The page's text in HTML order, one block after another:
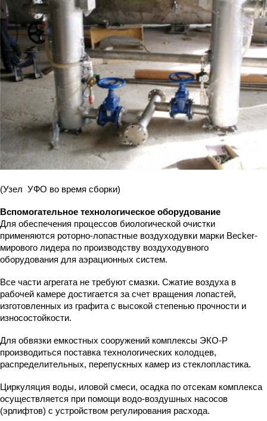
(Узел УФО во время сборки)
Вспомогательное технологическое оборудование
Для обеспечения процессов биологической очистки
применяются роторно-лопастные воздуходувки марки Becker-
мирового лидера по производству воздуходувного
оборудования для аэрационных систем.
Все части агрегата не требуют смазки. Сжатие воздуха в
рабочей камере достигается за счет вращения лопастей,
изготовленных из графита с высокой степенью прочности и
износостойкости.
Для обвязки емкостных сооружений комплексы ЭКО-Р
производиться поставка технологических колодцев,
распределительных, перепускных камер из стеклопластика.
Циркуляция воды, иловой смеси, осадка по отсекам комплекса
осуществляется при помощи водо-воздушных насосов
(эрлифтов) с устройством регулирования расхода.